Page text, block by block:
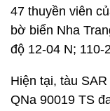
47 thuyền viên
bờ biển Nha
độ 12-04 N; 110-
Hiện tại, tàu
QNa 90019 TS